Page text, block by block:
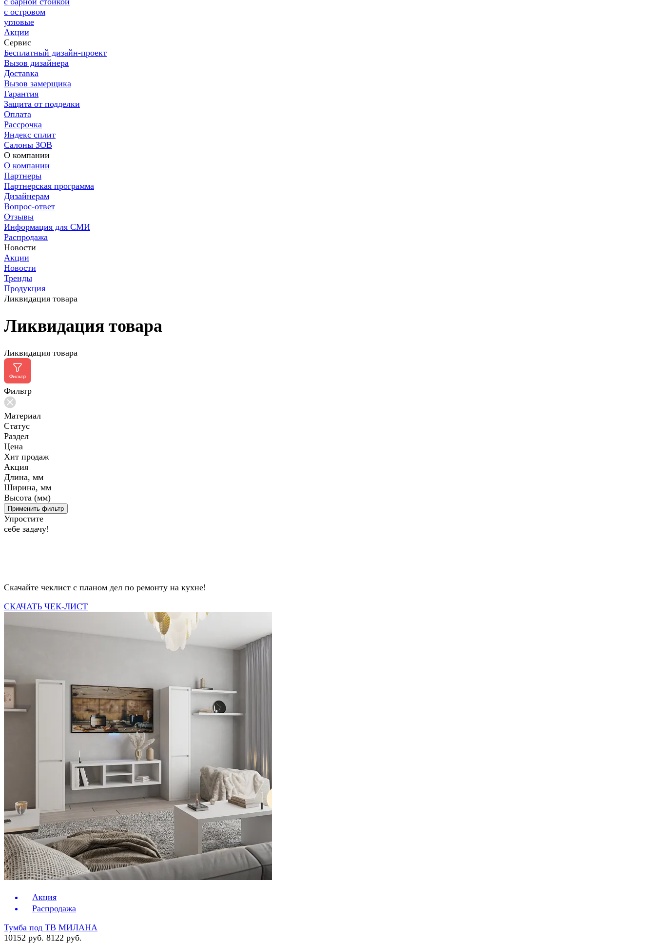
с островом
угловые
Акции
Сервис
Бесплатный дизайн-проект
Вызов дизайнера
Доставка
Вызов замерщика
Гарантия
Защита от подделки
Оплата
Рассрочка
Яндекс сплит
Салоны ЗОВ
О компании
О компании
Партнеры
Партнерская программа
Дизайнерам
Вопрос-ответ
Отзывы
Информация для СМИ
Распродажа
Новости
Акции
Новости
Тренды
Продукция
Ликвидация товара
Ликвидация товара
Ликвидация товара
Фильтр
Материал
Статус
Раздел
Цена
Хит продаж
Акция
Длина, мм
Ширина, мм
Высота (мм)
Применить фильтр
Упростите
себе задачу!
Скачайте чеклист с планом дел по ремонту на кухне!
СКАЧАТЬ ЧЕК-ЛИСТ
Акция
Распродажа
Тумба под ТВ МИЛАНА
10152 руб. 8122 руб.